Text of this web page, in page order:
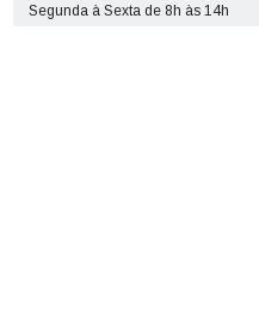
Segunda à Sexta de 8h às 14h